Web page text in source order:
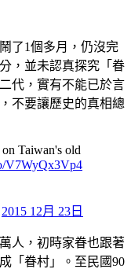
了1個多月，仍沒完
，並未認真探究「眷
代，實有不能已於言
不要讓歷史的真相總
Taiwan's old
V7WyQx3Vp4
2015 12月 23日
人，初時家眷也跟著
「眷村」。至民國90